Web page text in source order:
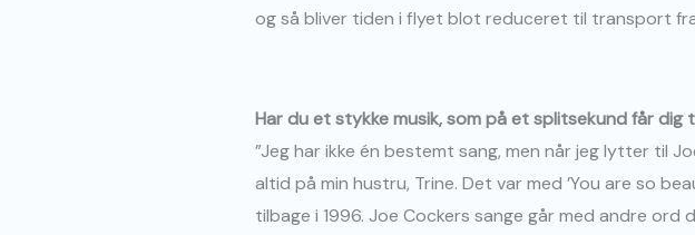
og så bliver tiden i flyet blot reduceret til transport fra
Har du et stykke musik, som på et splitsekund får dig
”Jeg har ikke én bestemt sang, men når jeg lytter til
altid på min hustru, Trine. Det var med ’You are so
tilbage i 1996. Joe Cockers sange går med andre